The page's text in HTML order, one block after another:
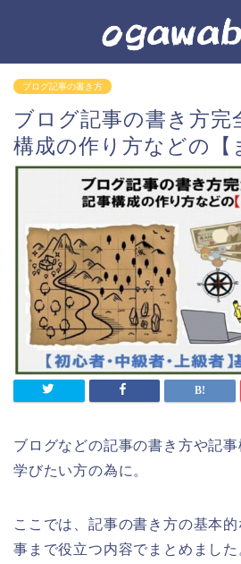
ブログ記事の書き方
ブログ記事の書き方完
構成の作り方などの【
ブログなどの記事の書き方や記
学びたい方の為に。
ここでは、記事の書き方の基本
事まで役立つ内容でまとめました